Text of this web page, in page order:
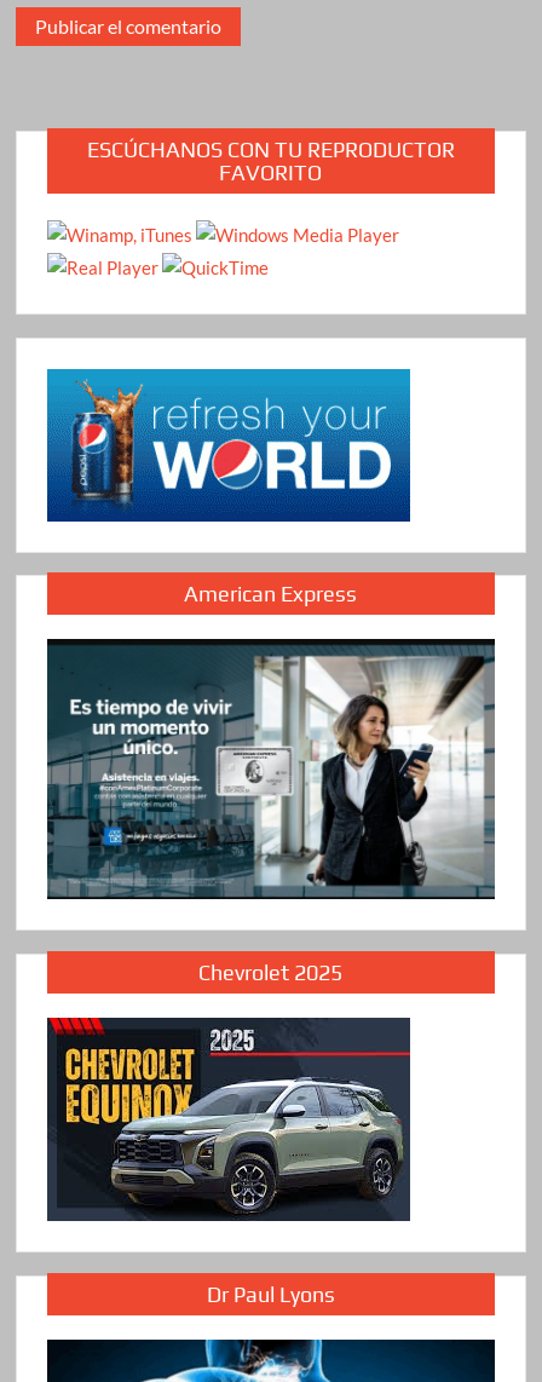
ESCÚCHANOS CON TU REPRODUCTOR
FAVORITO
American Express
Chevrolet 2025
Dr Paul Lyons